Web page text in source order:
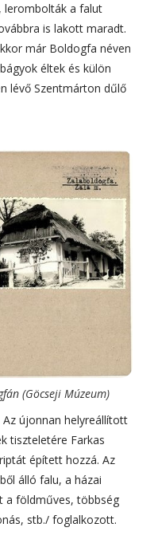
lerombolták a falut
is lakott maradt.
már Boldogfa néven
éltek és külön
lévő Szentmárton dűlő
(Göcseji Múzeum)
újonnan helyreállított
tiszteletére Farkas
épített hozzá. Az
álló falu, a házai
a földműves, többség
stb./ foglalkozott.